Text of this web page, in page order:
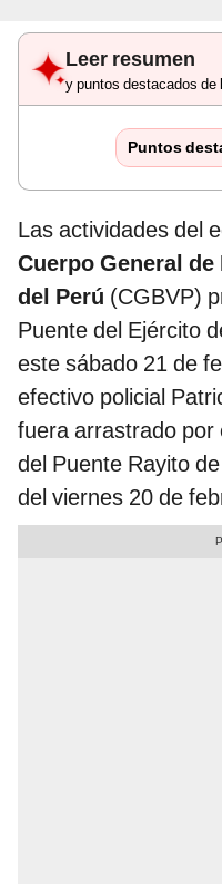
Leer resumen
y puntos destacados de
Puntos
Las actividades del
Cuerpo General
del Perú (CGBVP)
Puente del Ejército
este sábado 21 de
efectivo policial
fuera arrastrado
del Puente Rayito
del viernes 20 de